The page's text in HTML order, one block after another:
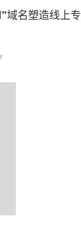
域名塑造线上专